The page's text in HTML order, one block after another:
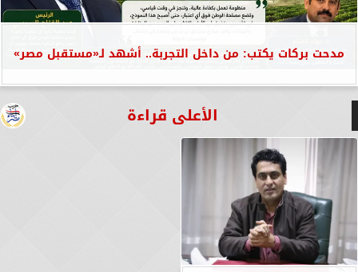
مدحت بركات يكتب: من داخل التجربة.. أشهد لـ«مستقبل مصر»
الأعلى قراءة